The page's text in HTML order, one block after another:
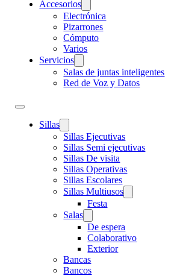
Accesorios
Electrónica
Pizarrones
Cómputo
Varios
Servicios
Salas de juntas inteligentes
Red de Voz y Datos
Sillas
Sillas Ejecutivas
Sillas Semi ejecutivas
Sillas De visita
Sillas Operativas
Sillas Escolares
Sillas Multiusos
Festa
Salas
De espera
Colaborativo
Exterior
Bancas
Bancos